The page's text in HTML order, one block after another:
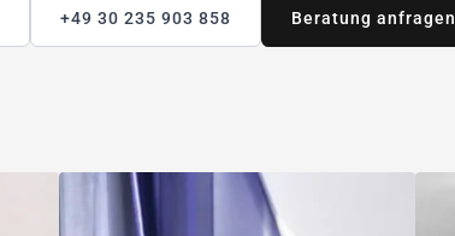
+49 30 235 903 858 Beratung anfragen